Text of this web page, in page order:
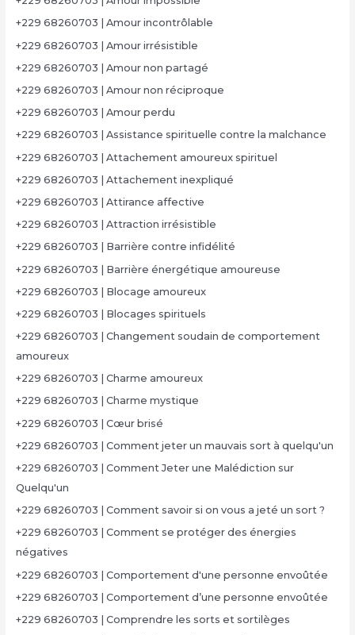
+229 68260703 | Amour incontrôlable
+229 68260703 | Amour irrésistible
+229 68260703 | Amour non partagé
+229 68260703 | Amour non réciproque
+229 68260703 | Amour perdu
+229 68260703 | Assistance spirituelle contre la malchance
+229 68260703 | Attachement amoureux spirituel
+229 68260703 | Attachement inexpliqué
+229 68260703 | Attirance affective
+229 68260703 | Attraction irrésistible
+229 68260703 | Barrière contre infidélité
+229 68260703 | Barrière énergétique amoureuse
+229 68260703 | Blocage amoureux
+229 68260703 | Blocages spirituels
+229 68260703 | Changement soudain de comportement
amoureux
+229 68260703 | Charme amoureux
+229 68260703 | Charme mystique
+229 68260703 | Cœur brisé
+229 68260703 | Comment jeter un mauvais sort à quelqu'un
+229 68260703 | Comment Jeter une Malédiction sur
Quelqu'un
+229 68260703 | Comment savoir si on vous a jeté un sort ?
+229 68260703 | Comment se protéger des énergies
négatives
+229 68260703 | Comportement d'une personne envoûtée
+229 68260703 | Comportement d’une personne envoûtée
+229 68260703 | Comprendre les sorts et sortilèges